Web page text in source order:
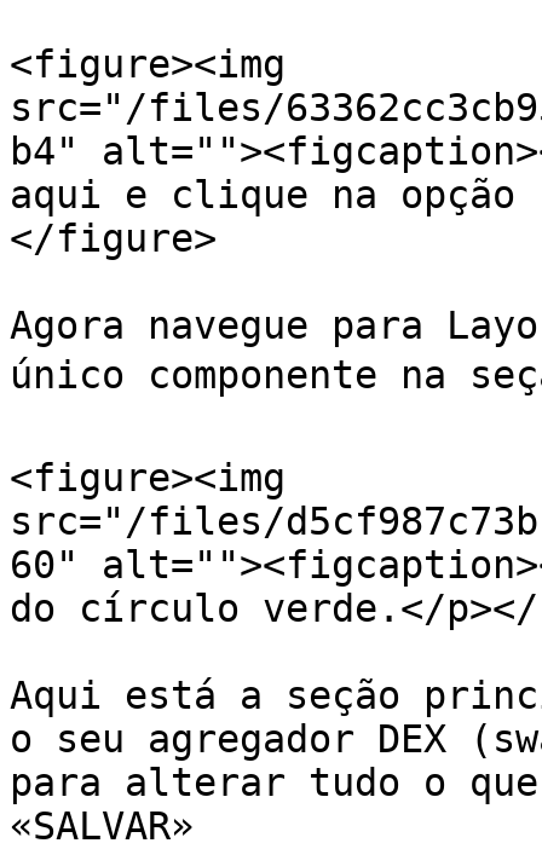
<figure><img
src="/files/
b4"
aqui e clique na
</figure>
Agora navegue para
único componente na
<figure><img
src="/files/
60"
do círculo verde.</
Aqui está a seção
o seu agregador DEX
para alterar tudo o
«SALVAR»